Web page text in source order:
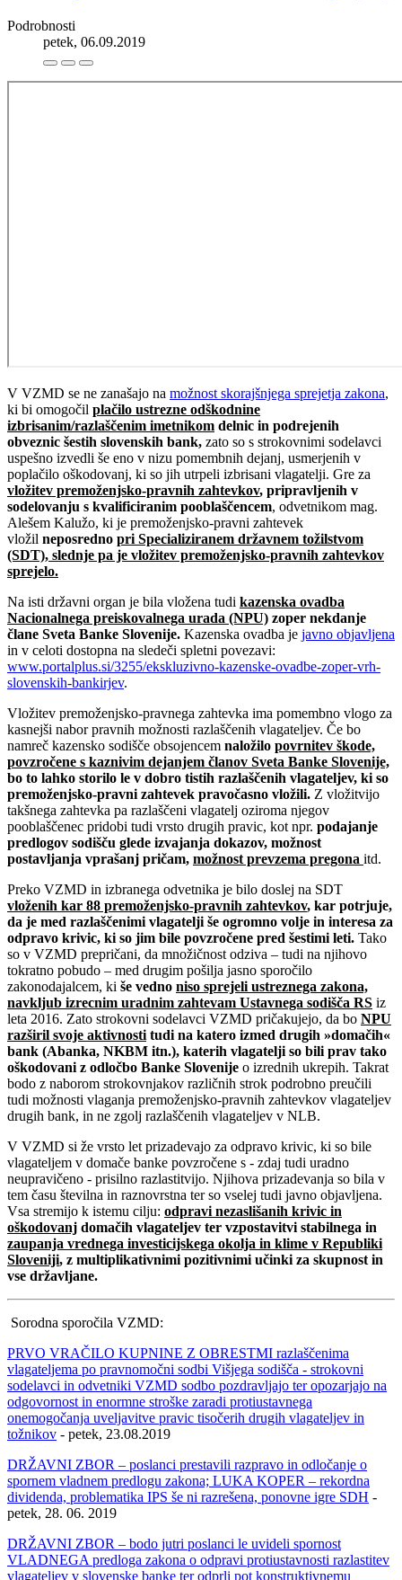
Podrobnosti
petek, 06.09.2019
V VZMD se ne zanašajo na možnost skorajšnjega sprejetja zakona,
ki bi omogočil plačilo ustrezne odškodnine
izbrisanim/razlaščenim imetnikom delnic in podrejenih
obveznic šestih slovenskih bank, zato so s strokovnimi sodelavci
uspešno izvedli še eno v nizu pomembnih dejanj, usmerjenih v
poplačilo oškodovanj, ki so jih utrpeli izbrisani vlagatelji. Gre za
vložitev premoženjsko-pravnih zahtevkov, pripravljenih v
sodelovanju s kvalificiranim pooblaščencem, odvetnikom mag.
Alešem Kalužo, ki je premoženjsko-pravni zahtevek
vložil neposredno pri Specializiranem državnem tožilstvom
(SDT), slednje pa je vložitev premoženjsko-pravnih zahtevkov
sprejelo.
Na isti državni organ je bila vložena tudi kazenska ovadba
Nacionalnega preiskovalnega urada (NPU) zoper nekdanje
člane Sveta Banke Slovenije. Kazenska ovadba je javno objavljena
in v celoti dostopna na sledeči spletni povezavi:
www.portalplus.si/3255/ekskluzivno-kazenske-ovadbe-zoper-vrh-
slovenskih-bankirjev.
Vložitev premoženjsko-pravnega zahtevka ima pomembno vlogo za
kasnejši nabor pravnih možnosti razlaščenih vlagateljev. Če bo
namreč kazensko sodišče obsojencem naložilo povrnitev škode,
povzročene s kaznivim dejanjem članov Sveta Banke Slovenije,
bo to lahko storilo le v dobro tistih razlaščenih vlagateljev, ki so
premoženjsko-pravni zahtevek pravočasno vložili. Z vložitvijo
takšnega zahtevka pa razlaščeni vlagatelj oziroma njegov
pooblaščenec pridobi tudi vrsto drugih pravic, kot npr. podajanje
predlogov sodišču glede izvajanja dokazov, možnost
postavljanja vprašanj pričam, možnost prevzema pregona itd.
Preko VZMD in izbranega odvetnika je bilo doslej na SDT
vloženih kar 88 premoženjsko-pravnih zahtevkov, kar potrjuje,
da je med razlaščenimi vlagatelji še ogromno volje in interesa za
odpravo krivic, ki so jim bile povzročene pred šestimi leti. Tako
so v VZMD prepričani, da množičnost odziva – tudi na njihovo
tokratno pobudo – med drugim pošilja jasno sporočilo
zakonodajalcem, ki še vedno niso sprejeli ustreznega zakona,
navkljub izrecnim uradnim zahtevam Ustavnega sodišča RS iz
leta 2016. Zato strokovni sodelavci VZMD pričakujejo, da bo NPU
razširil svoje aktivnosti tudi na katero izmed drugih »domačih«
bank (Abanka, NKBM itn.), katerih vlagatelji so bili prav tako
oškodovani z odločbo Banke Slovenije o izrednih ukrepih. Takrat
bodo z naborom strokovnjakov različnih strok podrobno preučili
tudi možnosti vlaganja premoženjsko-pravnih zahtevkov vlagateljev
drugih bank, in ne zgolj razlaščenih vlagateljev v NLB.
V VZMD si že vrsto let prizadevajo za odpravo krivic, ki so bile
vlagateljem v domače banke povzročene s - zdaj tudi uradno
neupravičeno - prisilno razlastitvijo. Njihova prizadevanja so bila v
tem času številna in raznovrstna ter so vselej tudi javno objavljena.
Vsa stremijo k istemu cilju: odpravi nezaslišanih krivic in
oškodovanj domačih vlagateljev ter vzpostavitvi stabilnega in
zaupanja vrednega investicijskega okolja in klime v Republiki
Sloveniji, z multiplikativnimi pozitivnimi učinki za skupnost in
vse državljane.
Sorodna sporočila VZMD:
PRVO VRAČILO KUPNINE Z OBRESTMI razlaščenima
vlagateljema po pravnomočni sodbi Višjega sodišča - strokovni
sodelavci in odvetniki VZMD sodbo pozdravljajo ter opozarjajo na
odgovornost in enormne stroške zaradi protiustavnega
onemogočanja uveljavitve pravic tisočerih drugih vlagateljev in
tožnikov - petek, 23.08.2019
DRŽAVNI ZBOR – poslanci prestavili razpravo in odločanje o
spornem vladnem predlogu zakona; LUKA KOPER – rekordna
dividenda, problematika IPS še ni razrešena, ponovne igre SDH -
petek, 28. 06. 2019
DRŽAVNI ZBOR – bodo jutri poslanci le uvideli spornost
VLADNEGA predloga zakona o odpravi protiustavnosti razlastitev
vlagateljev v slovenske banke ter odprli pot konstruktivnemu